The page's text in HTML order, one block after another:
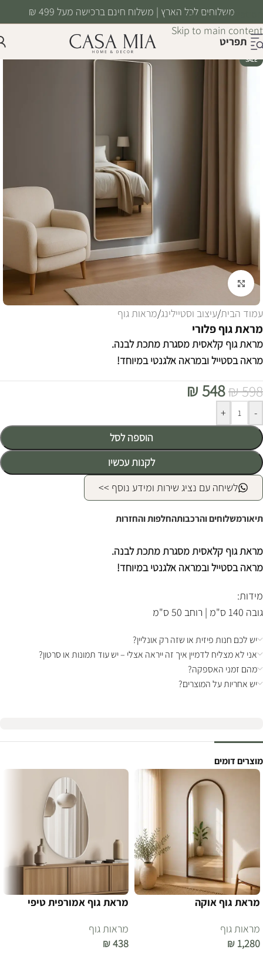
Skip to navigation
Skip to main content
משלוחים לכל הארץ | משלוח חינם ברכישה מעל 499 ₪
תפריט
SALE
לחצו להגדלה
עמוד הבית/עיצוב וסטיילינג/מראות גוף
מראת גוף פלורי
מראת גוף קלאסית מסגרת מתכת לבנה.
מראה בסטייל ובמראה אלגנטי במיוחד!
₪598
₪548
-
+
הוספה לסל
לקנות עכשיו
Alternative:
לשיחה עם נציג שירות ומידע נוסף >>
תיאורמשלוחים והרכבותהחלפות והחזרות
מראת גוף קלאסית מסגרת מתכת לבנה.
מראה בסטייל ובמראה אלגנטי במיוחד!
מידות:
גובה 140 ס"מ | רוחב 50 ס"מ
יש לכם חנות פיזית או שזה רק אונליין?
אני לא מצליח לדמיין איך זה ייראה אצלי – יש עוד תמונות או סרטון?
מהם זמני האספקה?
יש אחריות על המוצרים?
מוצרים דומים
מראת גוף אוקה
מראות גוף
₪ 1,280
מראת גוף אמורפית טיפי
מראות גוף
₪438